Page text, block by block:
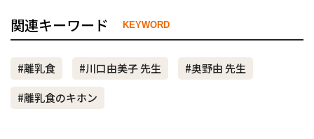
関連キーワード KEYWORD
#離乳食 #川口由美子 先生
#奥野由 先生
#離乳食のキホン